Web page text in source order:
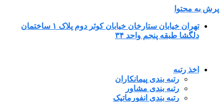
پرش به محتوا
تهران خیابان ستارخان خیابان کوثر دوم پلاک ۱ ساختمان
دلگشا طبقه پنجم واحد ۳۴
اخذ رتبه
رتبه بندی پیمانکاران
رتبه بندی مشاور
رتبه بندی انفورماتیک